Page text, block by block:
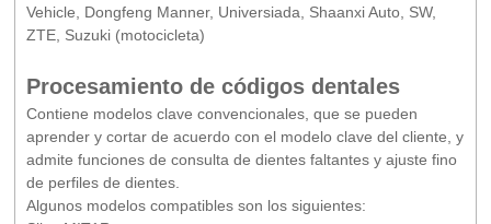
Vehicle, Dongfeng Manner, Universiada, Shaanxi Auto, SW,
ZTE, Suzuki (motocicleta)
Procesamiento de códigos dentales
Contiene modelos clave convencionales, que se pueden
aprender y cortar de acuerdo con el modelo clave del cliente, y
admite funciones de consulta de dientes faltantes y ajuste fino
de perfiles de dientes.
Algunos modelos compatibles son los siguientes: